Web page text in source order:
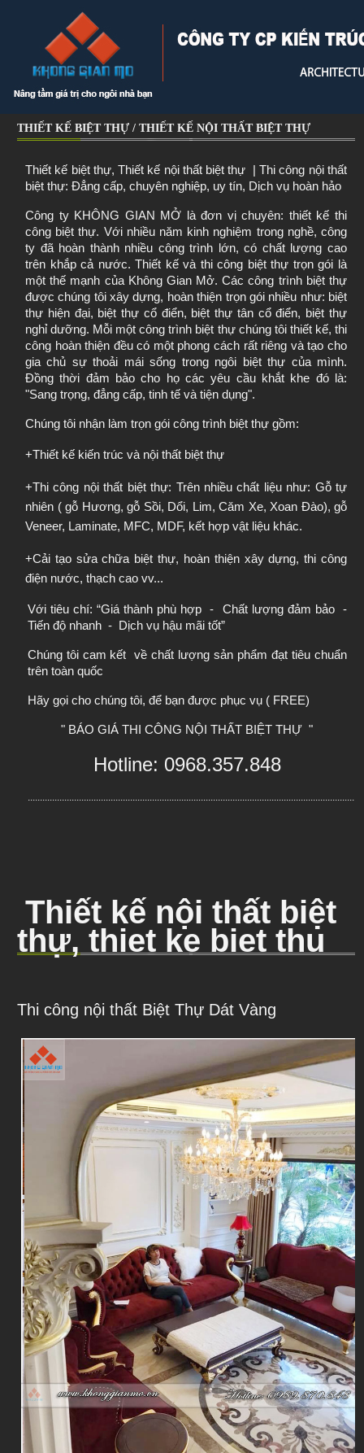
THIẾT KẾ BIỆT THỰ / THIẾT KẾ NỘI THẤT BIỆT THỰ
Thiết kế biệt thự, Thiết kế nội thất biệt thự  | Thi công nội thất
biệt thự: Đẳng cấp, chuyên nghiệp, uy tín, Dịch vụ hoàn hảo
Công ty KHÔNG GIAN MỞ là đơn vị chuyên: thiết kế thi
công biệt thự. Với nhiều năm kinh nghiệm trong nghề, công
ty đã hoàn thành nhiều công trình lớn, có chất lượng cao
trên khắp cả nước. Thiết kế và thi công biệt thự trọn gói là
một thế mạnh của Không Gian Mở. Các công trình biệt thự
được chúng tôi xây dựng, hoàn thiện trọn gói nhiều như: biệt
thự hiện đại, biệt thự cổ điển, biệt thự tân cổ điển, biệt thự
nghỉ dưỡng. Mỗi một công trình biệt thự chúng tôi thiết kế, thi
công hoàn thiện đều có một phong cách rất riêng và tạo cho
gia chủ sự thoải mái sống trong ngôi biệt thự của mình.
Đồng thời đảm bảo cho họ các yêu cầu khắt khe đó là:
"Sang trọng, đẳng cấp, tinh tế và tiện dụng".
Chúng tôi nhận làm trọn gói công trình biệt thự gồm:
+Thiết kế kiến trúc và nội thất biệt thự
+Thi công nội thất biệt thự: Trên nhiều chất liệu như: Gỗ tự
nhiên ( gỗ Hương, gỗ Sồi, Dổi, Lim, Căm Xe, Xoan Đào), gỗ
Veneer, Laminate, MFC, MDF, kết hợp vật liệu khác.
+Cải tạo sửa chữa biệt thự, hoàn thiện xây dựng, thi công
điện nước, thạch cao vv...
Với tiêu chí: “Giá thành phù hợp  -  Chất lượng đảm bảo  -
Tiến độ nhanh  -  Dịch vụ hậu mãi tốt”
Chúng tôi cam kết  về chất lượng sản phẩm đạt tiêu chuẩn
trên toàn quốc
Hãy gọi cho chúng tôi, để bạn được phục vụ ( FREE)
" BÁO GIÁ THI CÔNG NỘI THẤT BIỆT THỰ  "
Hotline: 0968.357.848
Thiết kế nội thất biệt
thự, thiet ke biet thu
Thi công nội thất Biệt Thự Dát Vàng